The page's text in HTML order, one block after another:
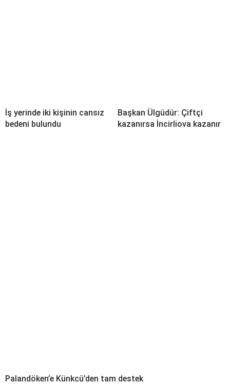
İş yerinde iki kişinin cansız
bedeni bulundu
Başkan Ülgüdür: Çiftçi
kazanırsa İncirliova kazanır
Palandöken’e Künkcü’den tam destek